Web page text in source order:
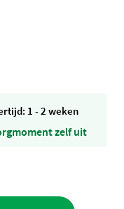
1 - 2 weken
zelf uit